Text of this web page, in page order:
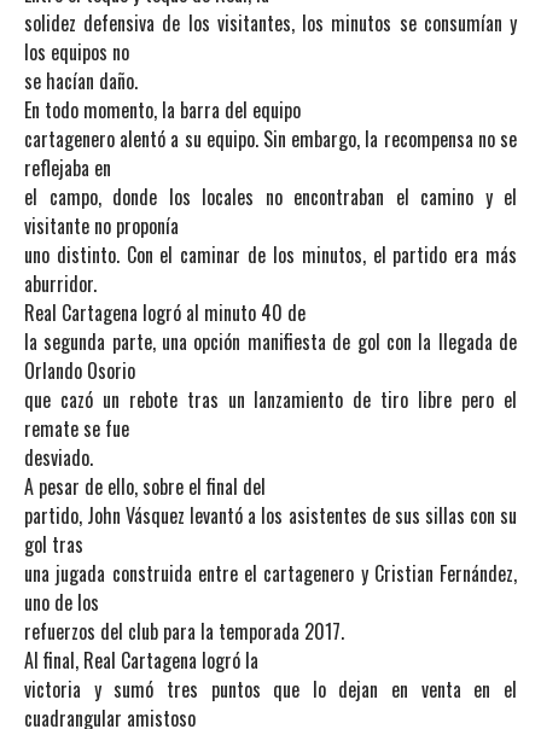
solidez defensiva de los visitantes, los minutos se consumían y
los equipos no
se hacían daño.
En todo momento, la barra del equipo
cartagenero alentó a su equipo. Sin embargo, la recompensa no se
reflejaba en
el campo, donde los locales no encontraban el camino y el
visitante no proponía
uno distinto. Con el caminar de los minutos, el partido era más
aburridor.
Real Cartagena logró al minuto 40 de
la segunda parte, una opción manifiesta de gol con la llegada de
Orlando Osorio
que cazó un rebote tras un lanzamiento de tiro libre pero el
remate se fue
desviado.
A pesar de ello, sobre el final del
partido, John Vásquez levantó a los asistentes de sus sillas con su
gol tras
una jugada construida entre el cartagenero y Cristian Fernández,
uno de los
refuerzos del club para la temporada 2017.
Al final, Real Cartagena logró la
victoria y sumó tres puntos que lo dejan en venta en el
cuadrangular amistoso